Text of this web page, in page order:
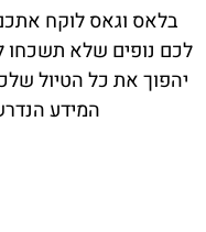
בלאס וגאס לוקח
לכם נופים שלא תשכחו
יהפוך את כל הטיול
המידע